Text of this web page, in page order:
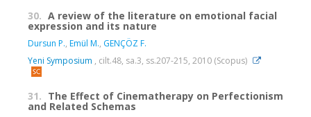
30. A review of the literature on emotional facial
expression and its nature
Dursun P., Emül M., GENÇÖZ F.
Yeni Symposium , cilt.48, sa.3, ss.207-215, 2010 (Scopus)
31. The Effect of Cinematherapy on Perfectionism
and Related Schemas